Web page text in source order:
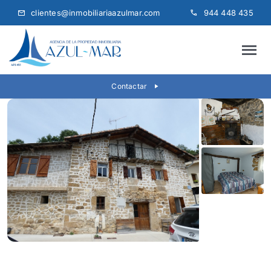
content
clientes@inmobiliariaazulmar.com 944 448 435
INICIO
QUIÉNES SOMOS
VENTA
ALQUILER
Contactar